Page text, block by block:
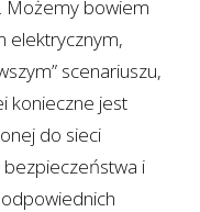
Możemy bowiem
elektrycznym,
scenariuszu,
konieczne jest
do sieci
i